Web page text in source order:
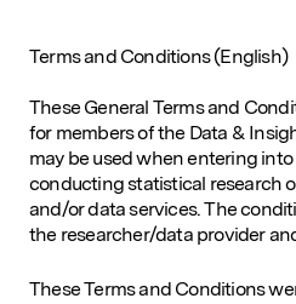
Terms and Conditions (English)
These General Terms and
for members of the Data &
may be used when entering
conducting statistical research
and/or data services. The
the researcher/data provider
These Terms and Conditions